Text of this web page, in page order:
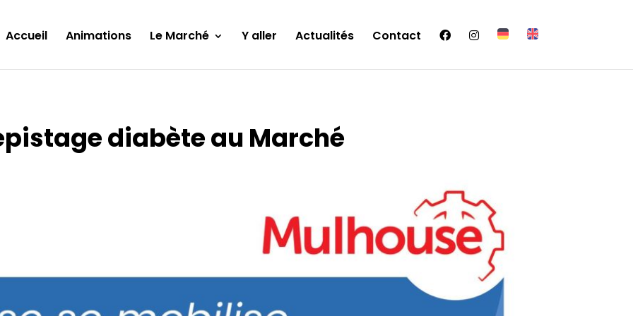
Accueil Animations Le Marché Y aller Actualités Contact
diabète au Marché